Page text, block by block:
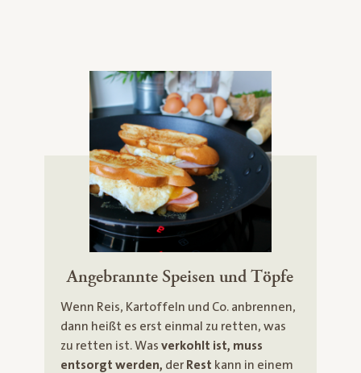
Angebrannte Speisen und Töpfe
Wenn Reis, Kartoffeln und Co. anbrennen,
dann heißt es erst einmal zu retten, was
zu retten ist. Was verkohlt ist, muss
entsorgt werden, der Rest kann in einem